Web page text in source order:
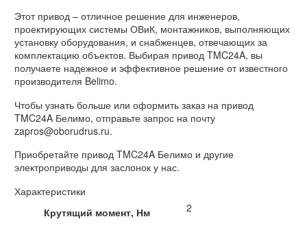
Этот привод – отличное решение для инженеров,
проектирующих системы ОВиК, монтажников, выполняющих
установку оборудования, и снабженцев, отвечающих за
комплектацию объектов. Выбирая привод TMC24A, вы
получаете надежное и эффективное решение от известного
производителя Belimo.
Чтобы узнать больше или оформить заказ на привод
TMC24A Белимо, отправьте запрос на почту
zapros@oborudrus.ru.
Приобретайте привод TMC24A Белимо и другие
электроприводы для заслонок у нас.
Характеристики
Крутящий момент, Нм
2